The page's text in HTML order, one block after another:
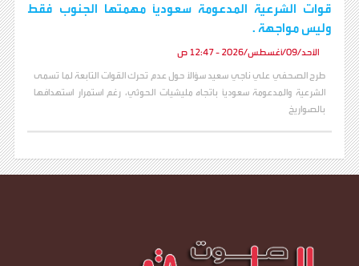
قوات الشرعية المدعومة سعودياً مهمتها الجنوب فقط
وليس مواجهة .
الأحد/09/أغسطس/2026 - 12:47 ص
طرح الصحفي علي ناجي سعيد سؤالاً حول عدم تحرك القوات التابعة لما تسمى
الشرعية والمدعومة سعودياً باتجاه مليشيات الحوثي، رغم استمرار استهدافها
بالصواريخ